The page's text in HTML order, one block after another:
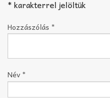
*karakterrel jelöltük
Hozzászólás *
Név *